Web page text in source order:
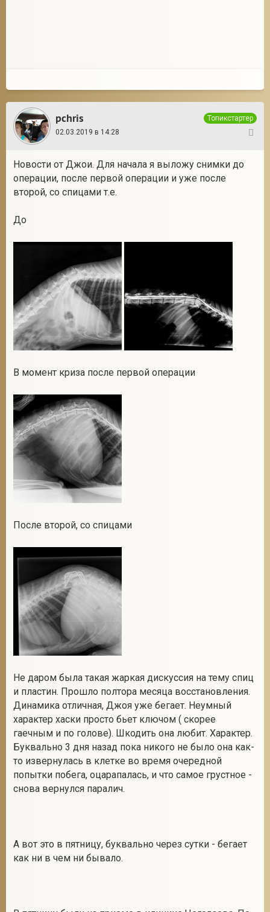
pchris
Топикстартер
02.03.2019 в 14:28
Новости от Джои. Для начала я выложу снимки до
операции, после первой операции и уже после
второй, со спицами т.е.
До
В момент криза после первой операции
После второй, со спицами
Не даром была такая жаркая дискуссия на тему спиц
и пластин. Прошло полтора месяца восстановления.
Динамика отличная, Джоя уже бегает. Неумный
характер хаски просто бьет ключом ( скорее
гаечным и по голове). Шкодить она любит. Характер.
Буквально 3 дня назад пока никого не было она как-
то извернулась в клетке во время очередной
попытки побега, оцарапалась, и что самое грустное -
снова вернулся паралич.
А вот это в пятницу, буквально через сутки - бегает
как ни в чем ни бывало.